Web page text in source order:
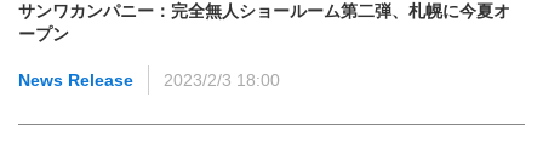
サンワカンパニー：完全無人ショールーム第二弾、札幌に今夏オ
ープン
News Release 2023/2/3 18:00